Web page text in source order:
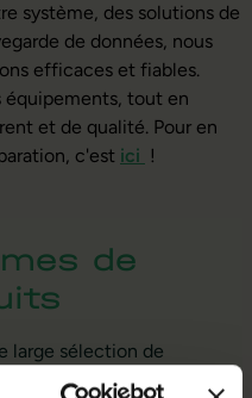
système, des solutions de
de données, nous
efficaces et fiables.
équipements, tout en
et de qualité. Pour en
c'est ici !
de
large sélection de
testé et remis